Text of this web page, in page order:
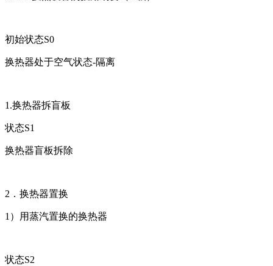
初始状态S0
换热器处于空气状态-隔离
1.换热器拆盲板
状态S1
换热器盲板拆除
2．换热器置换
1）用蒸汽置换的换热器
状态S2